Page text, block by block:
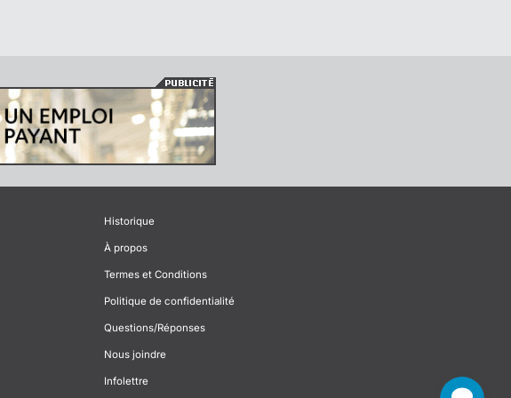
Historique
À propos
Termes et Conditions
Politique de confidentialité
Questions/Réponses
Nous joindre
Infolettre